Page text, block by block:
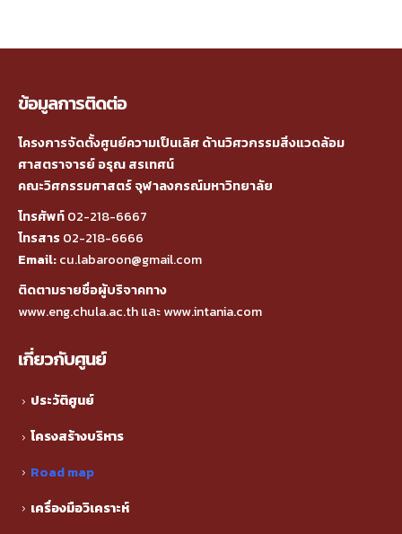
ข้อมูลการติดต่อ
โครงการจัดตั้งศูนย์ความเป็นเลิศ ด้านวิศวกรรมสิ่งแวดล้อม
ศาสตราจารย์ อรุณ สรเทศน์
คณะวิศกรรมศาสตร์ จุฬาลงกรณ์มหาวิทยาลัย
โทรศัพท์02-218-6667
โทรสาร 02-218-6666
Email:cu.labaroon@gmail.com
ติดตามรายชื่อผู้บริจาคทาง
www.eng.chula.ac.thและwww.intania.com
เกี่ยวกับศูนย์
ประวัติศูนย์
โครงสร้างบริหาร
Road map
เครื่องมือวิเคราะห์